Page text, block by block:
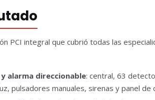
PCI integral que cubrió todas las
alarma direccionable: central, 63
pulsadores manuales, sirenas y panel de